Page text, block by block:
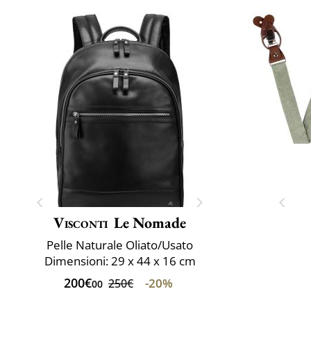
Visconti Le Nomade
Pelle Naturale Oliato/Usato
Dimensioni: 29 x 44 x 16 cm
200€00 250€ -20%